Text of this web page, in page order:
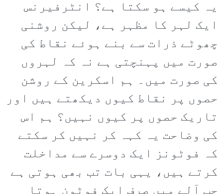
یہ کیسے ہو سکتا ہے؟ انٹرفیرنس
ایک لہر کا مظہر ہے، لیکن روشنی
چھوٹے ذرات سے بنے ہوئے نقاط کی
صورت میں پہنچتی ہے نہ کہ لہروں
کی صورت میں۔ ہم اسکرین کے روشن
حصوں پر نقاط کیوں دیکھتے ہیں اور
تاریک حصوں پر کیوں نہیں؟ ہم اس
کی وضاحت یہ کہہ کر نہیں کر سکتے
کہ فوٹونز ایک دوسرے سے مداخلت
کرتے ہیں، یہی بات تب بھی ہوتی ہے